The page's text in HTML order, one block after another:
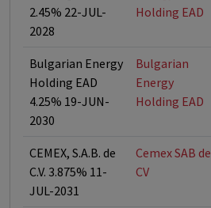
2.45% 22-JUL-
2028
Holding EAD
Bulgarian Energy
Holding EAD
4.25% 19-JUN-
2030
Bulgarian
Energy
Holding EAD
CEMEX, S.A.B. de
C.V. 3.875% 11-
JUL-2031
Cemex SAB de
CV